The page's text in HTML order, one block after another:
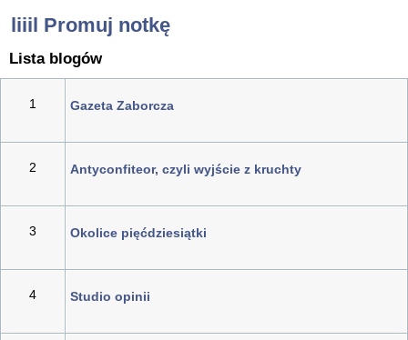
liiil Promuj notkę
Lista blogów
1 Gazeta Zaborcza
2 Antyconfiteor, czyli wyjście z kruchty
3 Okolice pięćdziesiątki
4 Studio opinii